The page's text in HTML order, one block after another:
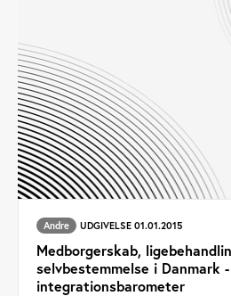
Andre UDGIVELSE 01.01.2015
Medborgerskab,
selvbestemmelse i Danmark
integrationsbarometer